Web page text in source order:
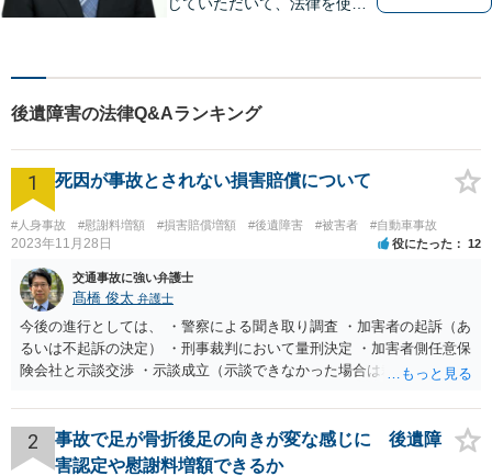
後遺障害の法律Q&Aランキング
1 死因が事故とされない損害賠償について
#人身事故 #慰謝料増額 #損害賠償増額 #後遺障害 #被害者 #自動車事故
2023年11月28日 役にたった 12
交通事故に強い弁護士
髙橋 俊太 弁護士
今後の進行としては、 ・警察による聞き取り調査 ・加害者の起訴（あ
るいは不起訴の決定） ・刑事裁判において量刑決定 ・加害者側任意保
険会社と示談交渉 ・示談成立（示談できなかった場合は裁判） となり
加害者に対する処罰感情など尋ねられるはずですので、率直にお答え
になるとよいと思います。
2
事故で足が骨折後足の向きが変な感じに 後遺障
害認定や慰謝料増額できるか